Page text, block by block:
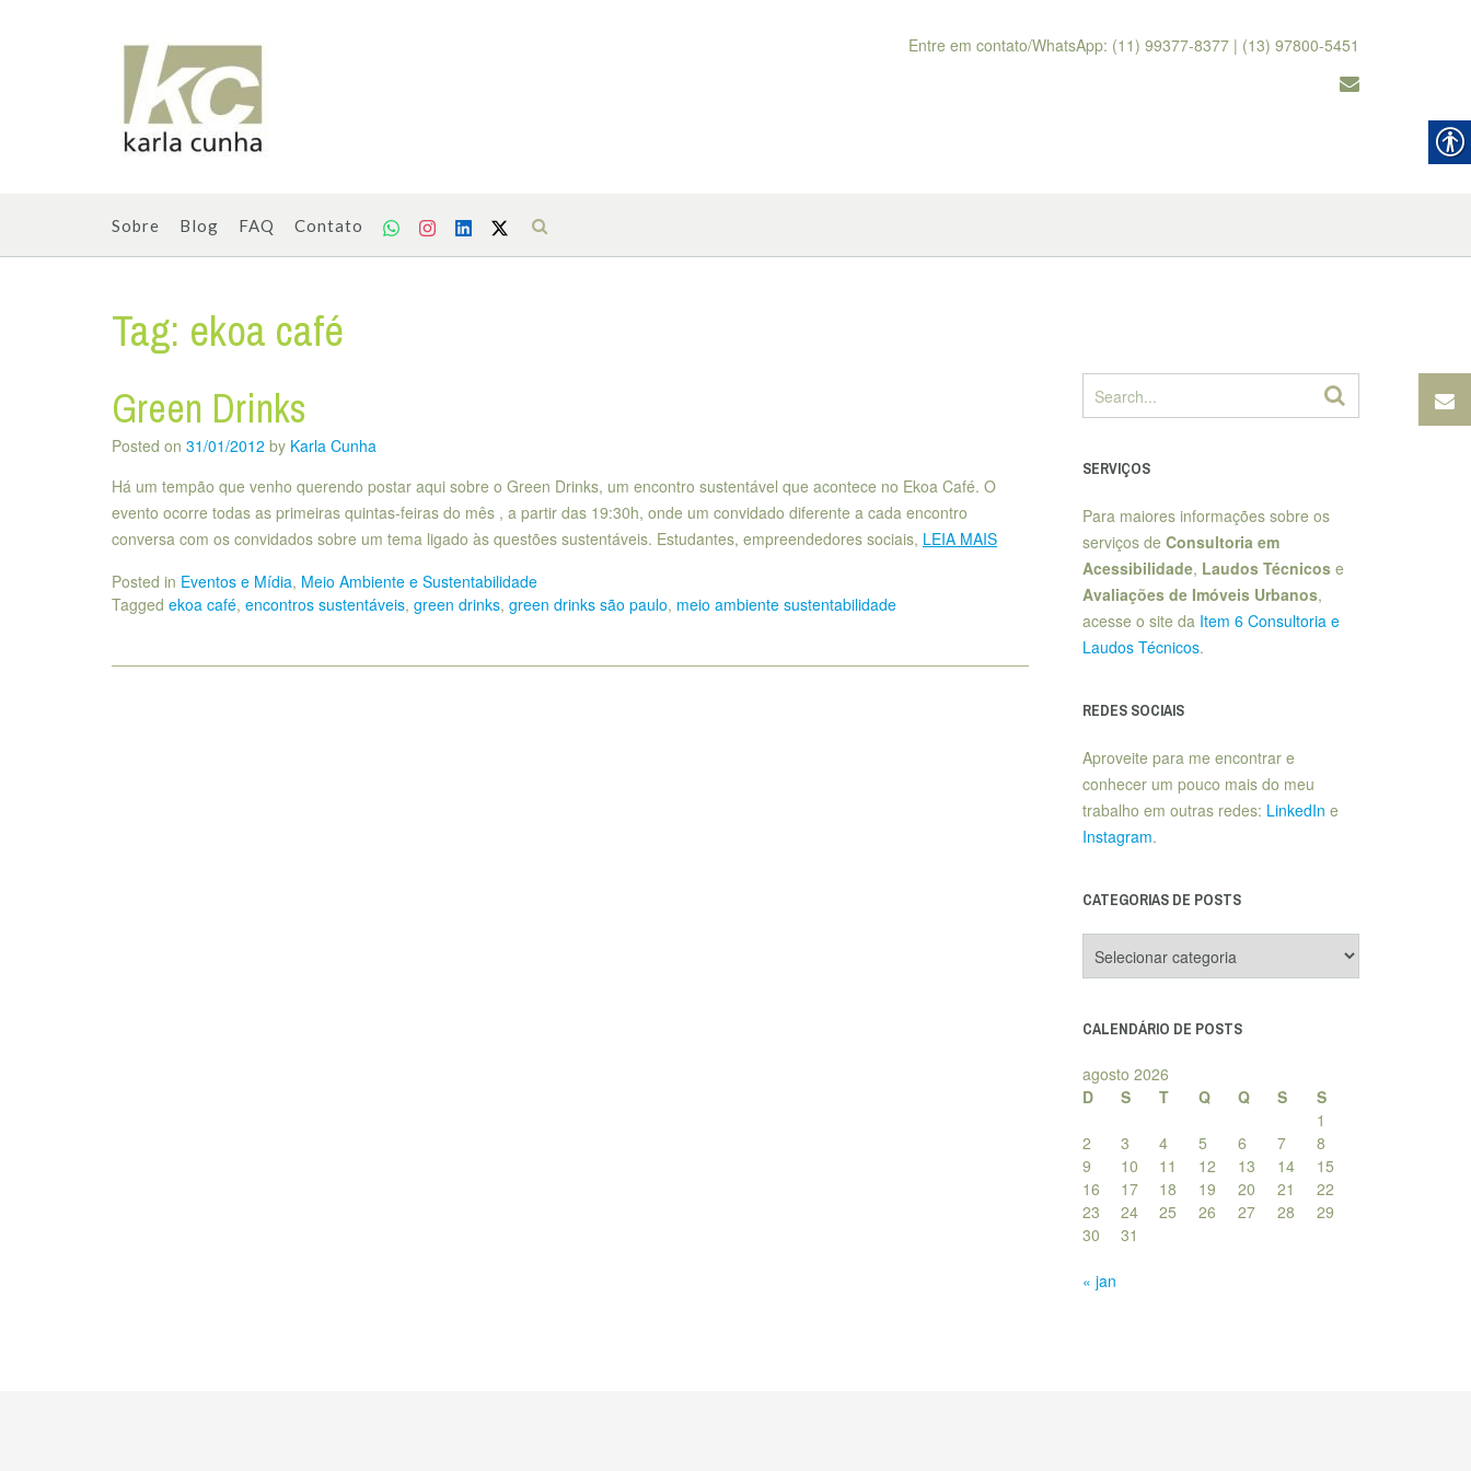
Entre em contato/WhatsApp: (11) 99377-8377 | (13) 97800-5451
Sobre Blog FAQ Contato
Tag: ekoa café
Green Drinks
Posted on 31/01/2012 by Karla Cunha
Há um tempão que venho querendo postar aqui sobre o Green Drinks, um encontro sustentável que acontece no Ekoa Café. O
evento ocorre todas as primeiras quintas-feiras do mês , a partir das 19:30h, onde um convidado diferente a cada encontro
conversa com os convidados sobre um tema ligado às questões sustentáveis. Estudantes, empreendedores sociais, LEIA MAIS
Posted in Eventos e Mídia, Meio Ambiente e Sustentabilidade
Tagged ekoa café, encontros sustentáveis, green drinks, green drinks são paulo, meio ambiente sustentabilidade
SERVIÇOS
Para maiores informações sobre os
serviços de Consultoria em
Acessibilidade, Laudos Técnicose
Avaliações de Imóveis Urbanos,
acesse o site da Item 6 Consultoria e
Laudos Técnicos.
REDES SOCIAIS
Aproveite para me encontrar e
conhecer um pouco mais do meu
trabalho em outras redes: LinkedIn e
Instagram.
CATEGORIAS DE POSTS
de
CALENDÁRIO DE POSTS
agosto 2026
D
S T Q Q S
S
1
2
3 4 5 6 7
8
9
10 11 12 13 14
15
16
17 18 19 20 21
22
23
24 25 26 27 28
29
30
31
« jan